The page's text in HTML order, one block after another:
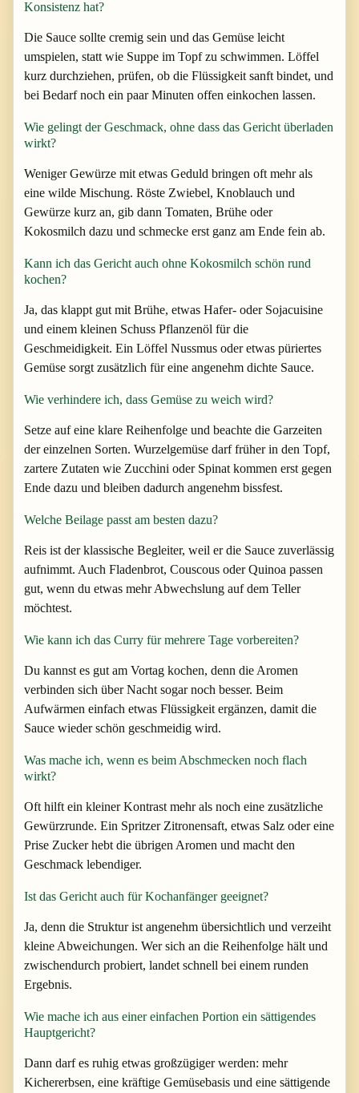
Konsistenz hat?
Die Sauce sollte cremig sein und das Gemüse leicht
umspielen, statt wie Suppe im Topf zu schwimmen. Löffel
kurz durchziehen, prüfen, ob die Flüssigkeit sanft bindet, und
bei Bedarf noch ein paar Minuten offen einkochen lassen.
Wie gelingt der Geschmack, ohne dass das Gericht überladen
wirkt?
Weniger Gewürze mit etwas Geduld bringen oft mehr als
eine wilde Mischung. Röste Zwiebel, Knoblauch und
Gewürze kurz an, gib dann Tomaten, Brühe oder
Kokosmilch dazu und schmecke erst ganz am Ende fein ab.
Kann ich das Gericht auch ohne Kokosmilch schön rund
kochen?
Ja, das klappt gut mit Brühe, etwas Hafer- oder Sojacuisine
und einem kleinen Schuss Pflanzenöl für die
Geschmeidigkeit. Ein Löffel Nussmus oder etwas püriertes
Gemüse sorgt zusätzlich für eine angenehm dichte Sauce.
Wie verhindere ich, dass Gemüse zu weich wird?
Setze auf eine klare Reihenfolge und beachte die Garzeiten
der einzelnen Sorten. Wurzelgemüse darf früher in den Topf,
zartere Zutaten wie Zucchini oder Spinat kommen erst gegen
Ende dazu und bleiben dadurch angenehm bissfest.
Welche Beilage passt am besten dazu?
Reis ist der klassische Begleiter, weil er die Sauce zuverlässig
aufnimmt. Auch Fladenbrot, Couscous oder Quinoa passen
gut, wenn du etwas mehr Abwechslung auf dem Teller
möchtest.
Wie kann ich das Curry für mehrere Tage vorbereiten?
Du kannst es gut am Vortag kochen, denn die Aromen
verbinden sich über Nacht sogar noch besser. Beim
Aufwärmen einfach etwas Flüssigkeit ergänzen, damit die
Sauce wieder schön geschmeidig wird.
Was mache ich, wenn es beim Abschmecken noch flach
wirkt?
Oft hilft ein kleiner Kontrast mehr als noch eine zusätzliche
Gewürzrunde. Ein Spritzer Zitronensaft, etwas Salz oder eine
Prise Zucker hebt die übrigen Aromen und macht den
Geschmack lebendiger.
Ist das Gericht auch für Kochanfänger geeignet?
Ja, denn die Struktur ist angenehm übersichtlich und verzeiht
kleine Abweichungen. Wer sich an die Reihenfolge hält und
zwischendurch probiert, landet schnell bei einem runden
Ergebnis.
Wie mache ich aus einer einfachen Portion ein sättigendes
Hauptgericht?
Dann darf es ruhig etwas großzügiger werden: mehr
Kichererbsen, eine kräftige Gemüsebasis und eine sättigende